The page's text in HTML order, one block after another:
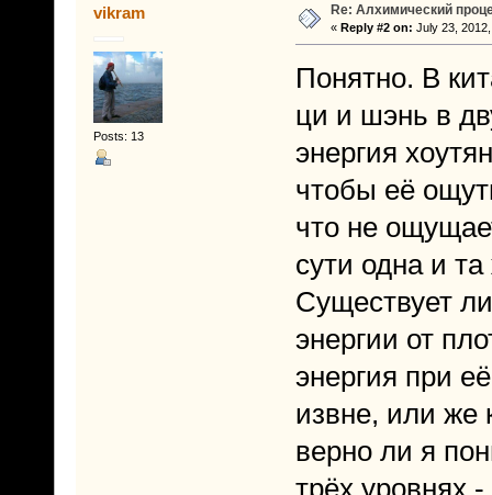
vikram
Posts: 13
Re: Алхимический
« Reply #2 on: July 23,
Понятно. В
ци и шэнь в
энергия
чтобы её
что не
сути одна и
Существует
энергии от
энергия при
извне, или же
верно ли я
трёх уровнях